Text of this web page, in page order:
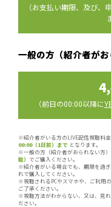
（お支払い期限、及び、
一般の方（紹介者が
（前日の00:00以降に
※紹介者がいる方のLIVE配信視聴料
00:00（1日前）まで となります。
※一般の方（紹介者がおられない方
始） でご購入ください。
※紹介者がいる場合でも、期限を過
れで購入してください。
※視聴されるPCやスマホや、ご利用
ご了承ください。
※視聴方法がわからない、又は、見れ
ださい。